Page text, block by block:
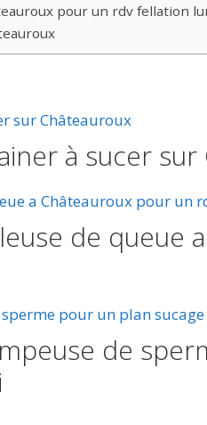
pour un rdv fellation
à sucer
de queue
de